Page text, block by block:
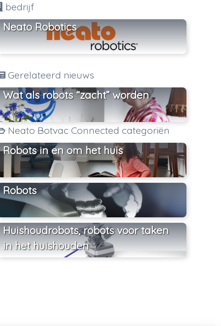
bedrijf
Neato Robotics
Gerelateerd nieuws
Wat als robots “zacht” worden
Neato Botvac Connected categoriën
Robots in en om het huis
Robots
Huishoudrobots, robots voor taken
in het huishouden